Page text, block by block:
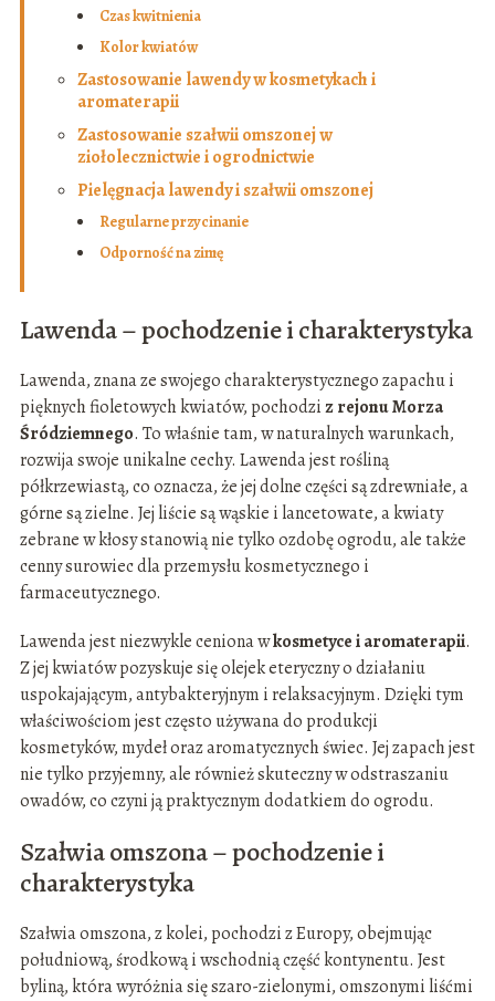
Czas kwitnienia
Kolor kwiatów
Zastosowanie lawendy w kosmetykach i
aromaterapii
Zastosowanie szałwii omszonej w
ziołolecznictwie i ogrodnictwie
Pielęgnacja lawendy i szałwii omszonej
Regularne przycinanie
Odporność na zimę
Lawenda – pochodzenie i charakterystyka
Lawenda, znana ze swojego charakterystycznego zapachu i
pięknych fioletowych kwiatów, pochodziz rejonu Morza
Śródziemnego. To właśnie tam, w naturalnych warunkach,
rozwija swoje unikalne cechy. Lawenda jest rośliną
półkrzewiastą, co oznacza, że jej dolne części są zdrewniałe, a
górne są zielne. Jej liście są wąskie i lancetowate, a kwiaty
zebrane w kłosy stanowią nie tylko ozdobę ogrodu, ale także
cenny surowiec dla przemysłu kosmetycznego i
farmaceutycznego.
Lawenda jest niezwykle ceniona wkosmetyce i aromaterapii.
Z jej kwiatów pozyskuje się olejek eteryczny o działaniu
uspokajającym, antybakteryjnym i relaksacyjnym. Dzięki tym
właściwościom jest często używana do produkcji
kosmetyków, mydeł oraz aromatycznych świec. Jej zapach jest
nie tylko przyjemny, ale również skuteczny w odstraszaniu
owadów, co czyni ją praktycznym dodatkiem do ogrodu.
Szałwia omszona – pochodzenie i
charakterystyka
Szałwia omszona, z kolei, pochodzi z Europy, obejmując
południową, środkową i wschodnią część kontynentu. Jest
byliną, która wyróżnia się szaro-zielonymi, omszonymi liśćmi